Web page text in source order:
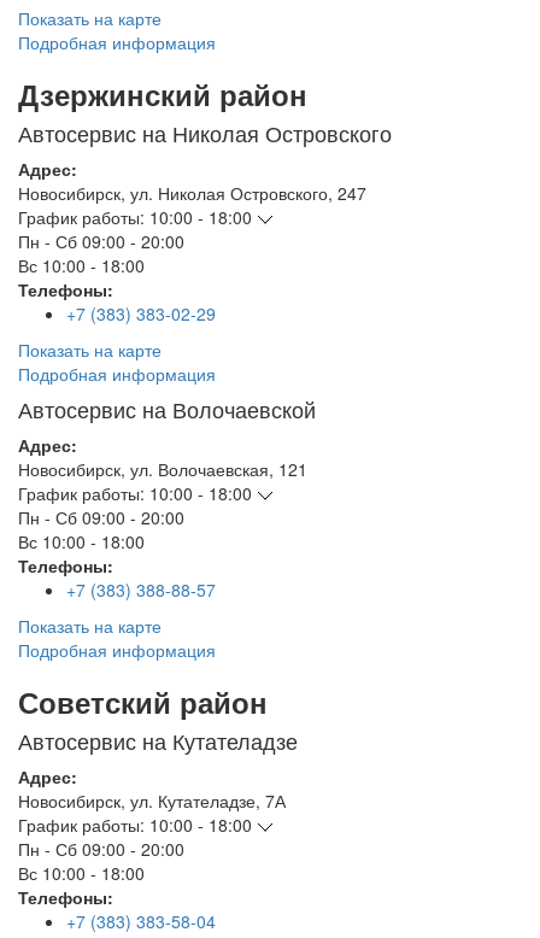
Показать на карте
Подробная информация
Дзержинский район
Автосервис на Николая Островского
Адрес:
Новосибирск, ул. Николая Островского, 247
График работы: 10:00 - 18:00
Пн - Сб 09:00 - 20:00
Вс 10:00 - 18:00
Телефоны:
+7 (383) 383-02-29
Показать на карте
Подробная информация
Автосервис на Волочаевской
Адрес:
Новосибирск, ул. Волочаевская, 121
График работы: 10:00 - 18:00
Пн - Сб 09:00 - 20:00
Вс 10:00 - 18:00
Телефоны:
+7 (383) 388-88-57
Показать на карте
Подробная информация
Советский район
Автосервис на Кутателадзе
Адрес:
Новосибирск, ул. Кутателадзе, 7А
График работы: 10:00 - 18:00
Пн - Сб 09:00 - 20:00
Вс 10:00 - 18:00
Телефоны:
+7 (383) 383-58-04